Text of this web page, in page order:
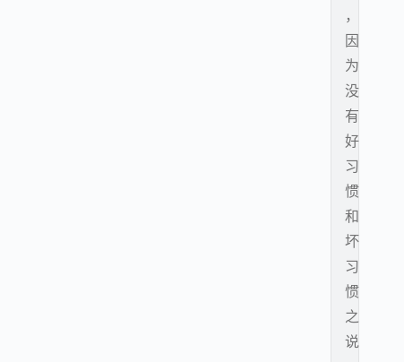
，
因
为
没
有
好
习
惯
和
坏
习
惯
之
说